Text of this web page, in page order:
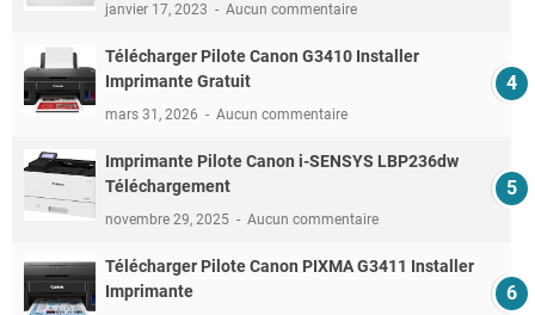
janvier 17, 2023 Aucun commentaire
Télécharger Pilote Canon G3410 Installer
Imprimante Gratuit
mars 31, 2026 Aucun commentaire
Imprimante Pilote Canon i-SENSYS LBP236dw
Téléchargement
novembre 29, 2025 Aucun commentaire
Télécharger Pilote Canon PIXMA G3411 Installer
Imprimante